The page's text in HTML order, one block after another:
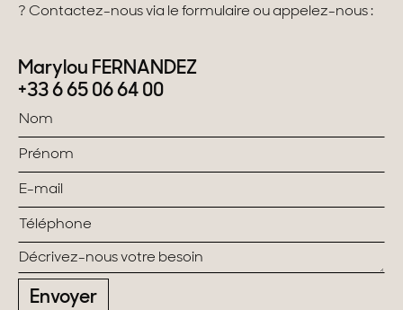
? Contactez-nous via le formulaire ou appelez-nous :
Marylou FERNANDEZ
+33 6 65 06 64 00
Envoyer